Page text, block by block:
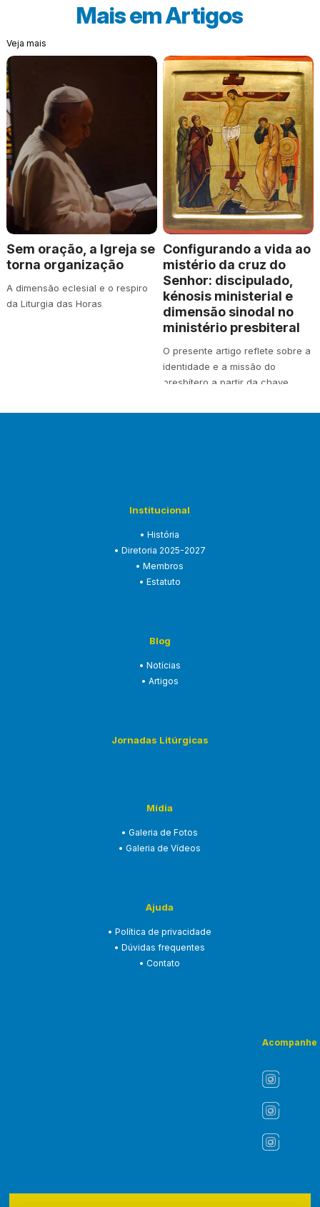
Mais emArtigos
Veja mais
Sem oração, a Igreja se
torna organização
A dimensão eclesial e o respiro
da Liturgia das Horas
Configurando a vida ao
mistério da cruz do
Senhor: discipulado,
kénosis ministerial e
dimensão sinodal no
ministério presbiteral
O presente artigo reflete sobre a
identidade e a missão do
presbítero a partir da chave
Institucional
• História
• Diretoria 2025-2027
• Membros
• Estatuto
Blog
• Notícias
• Artigos
Jornadas Litúrgicas
Mídia
• Galeria de Fotos
• Galeria de Vídeos
Ajuda
• Política de privacidade
• Dúvidas frequentes
• Contato
Acompanhe